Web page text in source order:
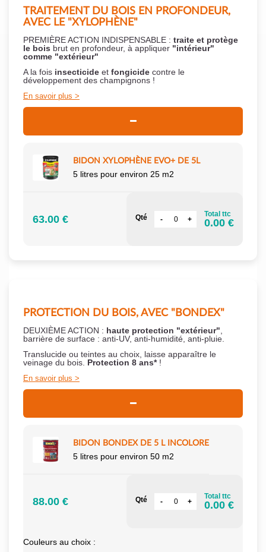
TRAITEMENT DU BOIS EN PROFONDEUR,
AVEC LE "XYLOPHÈNE"
PREMIÈRE ACTION INDISPENSABLE : traite et protège
le bois brut en profondeur, à appliquer "intérieur"
comme "extérieur"
A la fois insecticide et fongicide contre le
développement des champignons !
En savoir plus
BIDON XYLOPHÈNE EVO+ DE 5L
5 litres pour environ 25 m2
63.00 € Qté Total ttc
0.00 €
PROTECTION DU BOIS, AVEC "BONDEX"
DEUXIÈME ACTION : haute protection "extérieur"
barrière de surface : anti-UV, anti-humidité, anti-pluie.
Translucide ou teintes au choix, laisse apparaître le
veinage du bois. Protection 8 ans*!
En savoir plus
BIDON BONDEX DE 5 L INCOLORE
5 litres pour environ 50 m2
88.00 € Qté Total ttc
0.00 €
Couleurs au choix :